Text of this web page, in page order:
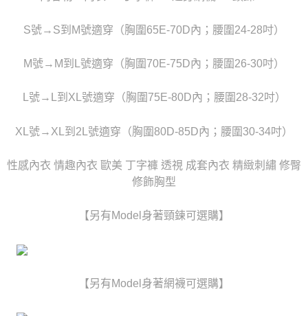
時審查核予不同之上限額度；若仍有額度不足之情形，本公司將視審查結果
恩沛科技股份有限公司將有權停止該用戶之使用額度並採取法律行動。
每筆NT$80，滿NT$6,000(含以上)免運費
國家/地區配送 查看運費
S號→S到M號適穿（胸圍65E-70D內；腰圍24-28吋）
M號→M到L號適穿（胸圍70E-75D內；腰圍26-30吋）
L號→L到XL號適穿（胸圍75E-80D內；腰圍28-32吋）
XL號→XL到2L號適穿（胸圍80D-85D內；腰圍30-34吋）
性感內衣 情趣內衣 歐美 丁字褲 透視 成套內衣 精緻刺繡 修臀
修飾胸型
【另有Model身著頸鍊可選購】
【另有Model身著網襪可選購】